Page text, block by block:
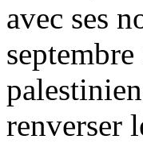
avec ses
renverser